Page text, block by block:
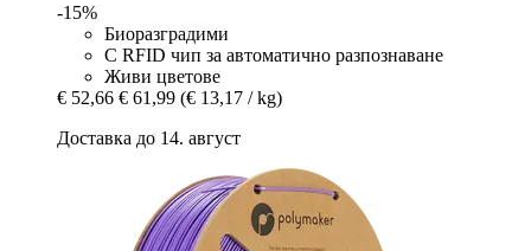
-15%
Биоразградими
С RFID чип за автоматично разпознаване
Живи цветове
€ 52,66 € 61,99 (€ 13,17 / kg)
Доставка до 14. август